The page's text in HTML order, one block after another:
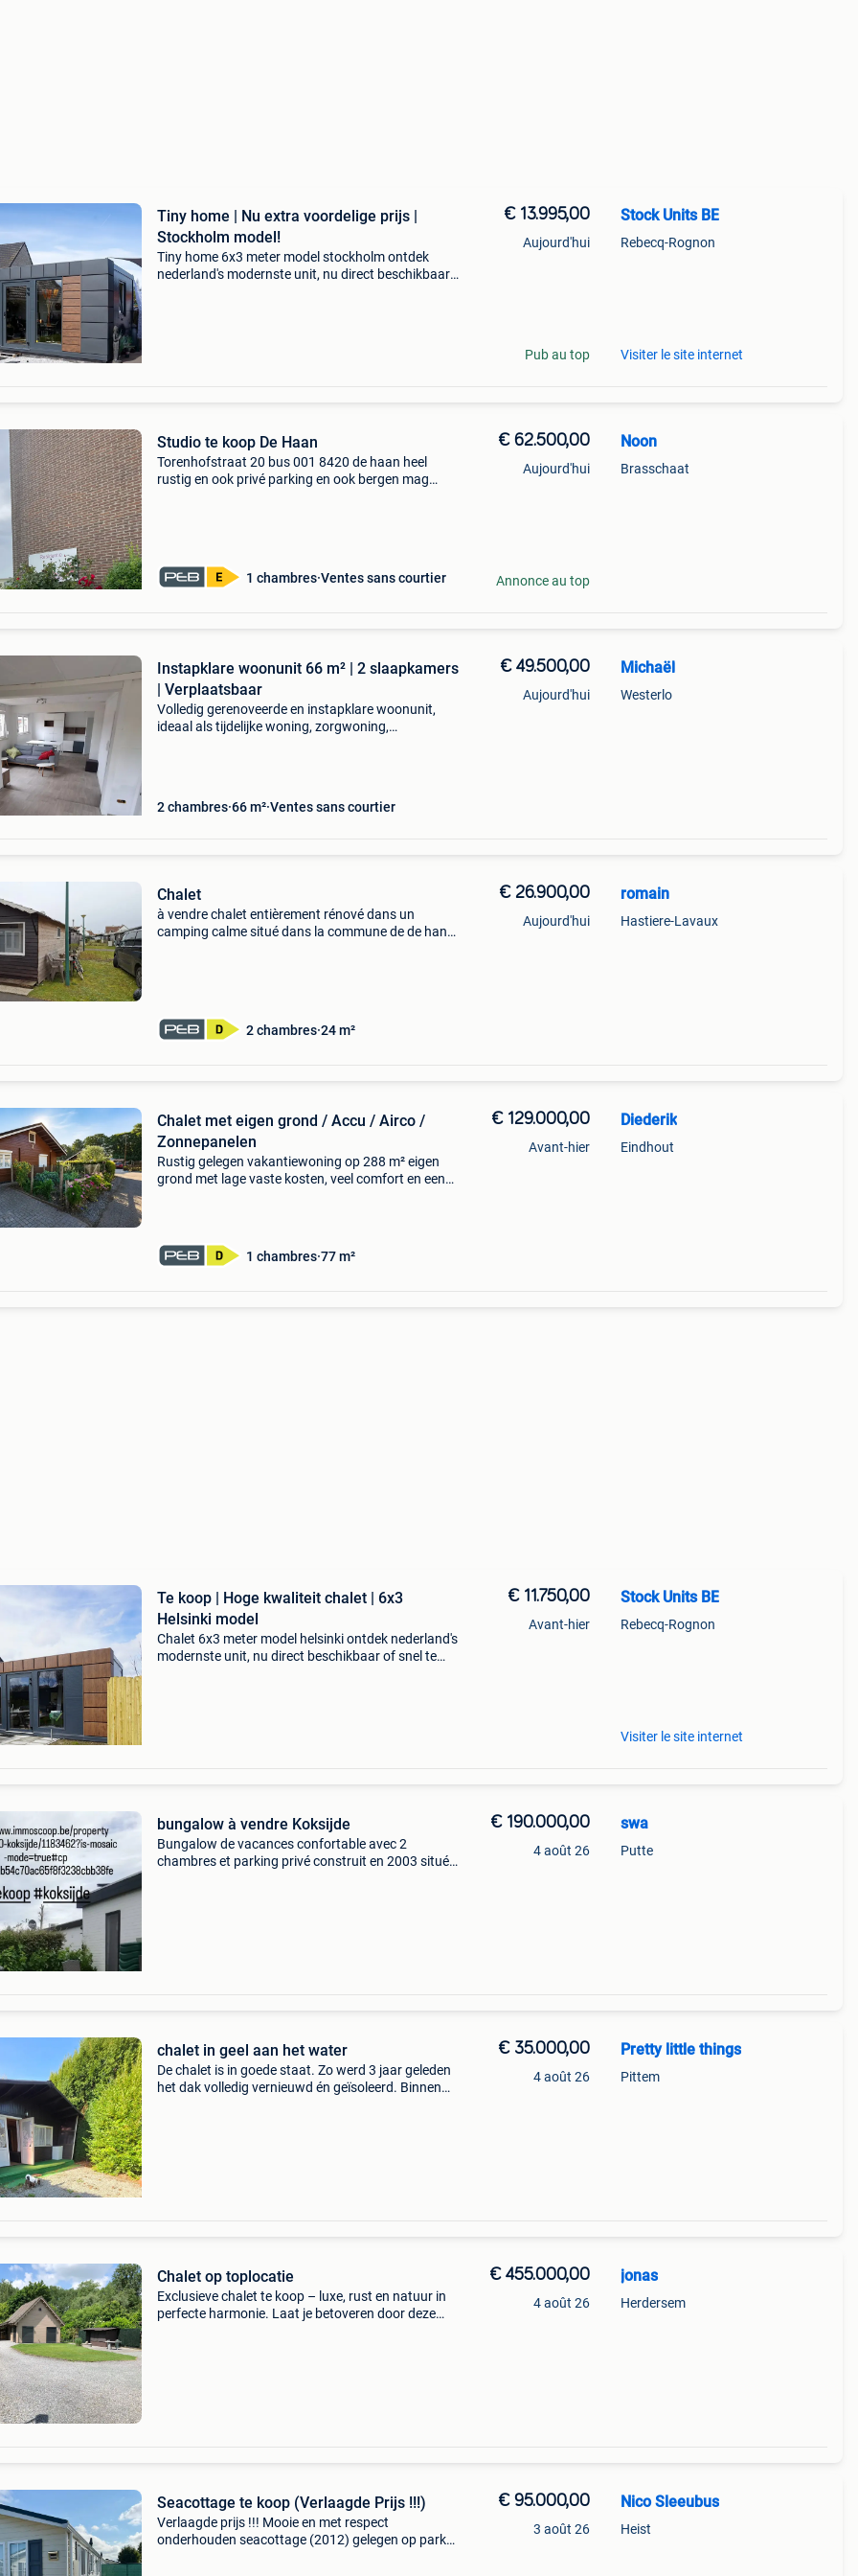
Tiny home | Nu extra voordelige prijs |
Stockholm model!
Tiny home 6x3 meter model stockholm ontdek
nederland's modernste unit, nu direct beschikbaar
€ 13.995,00
Aujourd'hui
Pub au top
Stock Units BE
Rebecq-Rognon
Visiter le site internet
Studio te koop De Haan
Torenhofstraat 20 bus 001 8420 de haan heel
rustig en ook privé parking en ook bergen mag
1 chambres Ventes sans courtier
€ 62.500,00
Aujourd'hui
Annonce au top
Noon
Brasschaat
Instapklare woonunit 66 m² | 2 slaapkamers
| Verplaatsbaar
Volledig gerenoveerde en instapklare woonunit,
ideaal als tijdelijke woning, zorgwoning,
2 chambres 66 m² Ventes sans courtier
€ 49.500,00
Aujourd'hui
Michaël
Westerlo
Chalet
à vendre chalet entièrement rénové dans un
camping calme situé dans la commune de de han
2 chambres 24 m²
€ 26.900,00
Aujourd'hui
romain
Hastiere-Lavaux
Chalet met eigen grond / Accu / Airco /
Zonnepanelen
Rustig gelegen vakantiewoning op 288 m² eigen
grond met lage vaste kosten, veel comfort en een
1 chambres 77 m²
€ 129.000,00
Avant-hier
Diederik
Eindhout
Te koop | Hoge kwaliteit chalet | 6x3
Helsinki model
Chalet 6x3 meter model helsinki ontdek nederland's
modernste unit, nu direct beschikbaar of snel te
€ 11.750,00
Avant-hier
Stock Units BE
Rebecq-Rognon
Visiter le site internet
bungalow à vendre Koksijde
Bungalow de vacances confortable avec 2
chambres et parking privé construit en 2003 situé
€ 190.000,00
4 août 26
swa
Putte
chalet in geel aan het water
De chalet is in goede staat. Zo werd 3 jaar geleden
het dak volledig vernieuwd én geïsoleerd. Binnen
€ 35.000,00
4 août 26
Pretty little things
Pittem
Chalet op toplocatie
Exclusieve chalet te koop – luxe, rust en natuur in
perfecte harmonie. Laat je betoveren door deze
€ 455.000,00
4 août 26
jonas
Herdersem
Seacottage te koop (Verlaagde Prijs !!!)
Verlaagde prijs !!! Mooie en met respect
onderhouden seacottage (2012) gelegen op park
€ 95.000,00
3 août 26
Nico Sleeubus
Heist